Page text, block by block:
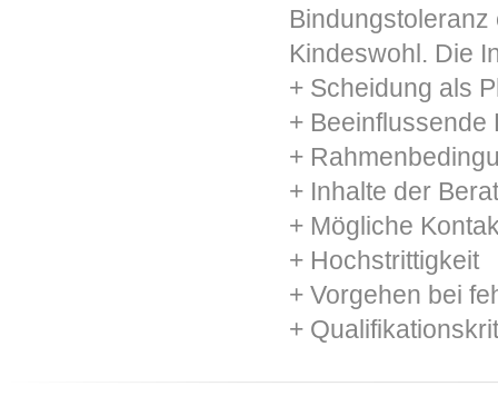
Kindeswohl. Die
+ Scheidung als
+ Beeinflussende
+
+ Inhalte der
+ Mögliche
+ Hochstrittigkeit
+ Vorgehen bei
+